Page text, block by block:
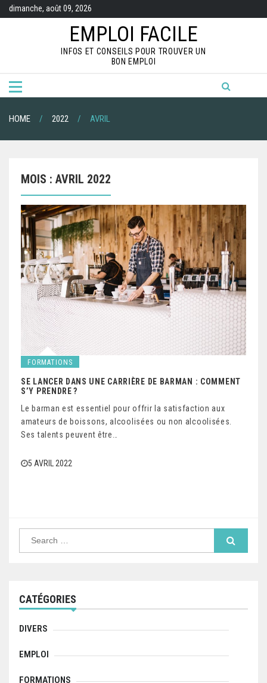
t
dimanche, août 09, 2026
EMPLOI FACILE
INFOS ET CONSEILS POUR TROUVER UN
BON EMPLOI
HOME 2022 AVRIL
MOIS : AVRIL 2022
FORMATIONS
SE LANCER DANS UNE CARRIÈRE DE BARMAN : COMMENT
S’Y PRENDRE ?
Le barman est essentiel pour offrir la satisfaction aux
amateurs de boissons, alcoolisées ou non alcoolisées.
Ses talents peuvent être…
5 AVRIL 2022
a
f
o
:
CATÉGORIES
DIVERS
EMPLOI
FORMATIONS